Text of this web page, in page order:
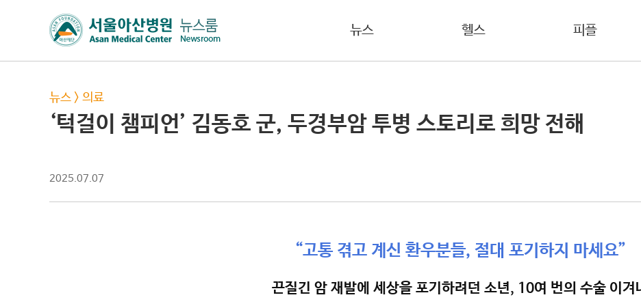
뉴스 헬스 피플
뉴스 > 의료
‘턱걸이 챔피언’ 김동호 군, 두경부암 투병 스토리로 희망 전해
2025.07.07
“고통 겪고 계신 환우분들, 절대 포기하지 마세요”
끈질긴 암 재발에 세상을 포기하려던 소년, 10여 번의 수술 이겨